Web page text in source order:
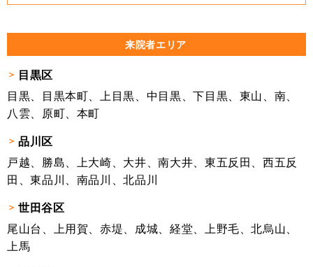
来院者エリア
目黒区
目黒、目黒本町、上目黒、中目黒、下目黒、東山、南、
八雲、原町、本町
品川区
戸越、勝島、上大崎、大井、南大井、東五反田、西五反
田、東品川、南品川、北品川
世田谷区
尾山台、上用賀、赤堤、成城、経堂、上野毛、北烏山、
上馬